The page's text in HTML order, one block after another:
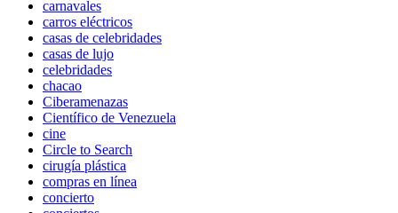
carnavales
carros eléctricos
casas de celebridades
casas de lujo
celebridades
chacao
Ciberamenazas
Científico de Venezuela
cine
Circle to Search
cirugía plástica
compras en línea
concierto